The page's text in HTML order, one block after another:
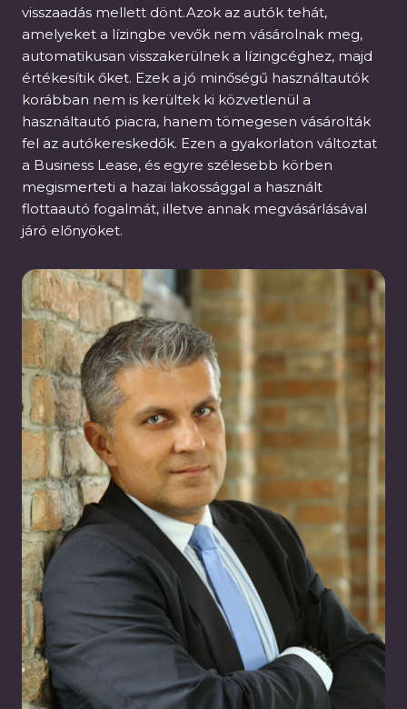
visszaadás mellett dönt.Azok az autók tehát,
amelyeket a lízingbe vevők nem vásárolnak meg,
automatikusan visszakerülnek a lízingcéghez, majd
értékesítik őket. Ezek a jó minőségű használtautók
korábban nem is kerültek ki közvetlenül a
használtautó piacra, hanem tömegesen vásárolták
fel az autókereskedők. Ezen a gyakorlaton változtat
a Business Lease, és egyre szélesebb körben
megismerteti a hazai lakossággal a használt
flottaautó fogalmát, illetve annak megvásárlásával
járó előnyöket.